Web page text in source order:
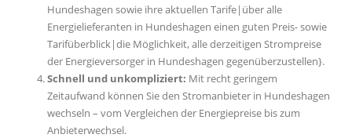
Hundeshagen sowie ihre aktuellen Tarife|über alle
Energielieferanten in Hundeshagen einen guten Preis- sowie
Tarifüberblick|die Möglichkeit, alle derzeitigen Strompreise
der Energieversorger in Hundeshagen gegenüberzustellen}.
Schnell und unkompliziert: Mit recht geringem
Zeitaufwand können Sie den Stromanbieter in Hundeshagen
wechseln – vom Vergleichen der Energiepreise bis zum
Anbieterwechsel.